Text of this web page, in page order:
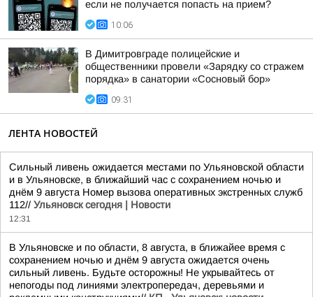
если не получается попасть на прием?
10:06
В Димитровграде полицейские и
общественники провели «Зарядку со стражем
порядка» в санатории «Сосновый бор»
09:31
ЛЕНТА НОВОСТЕЙ
Сильный ливень ожидается местами по Ульяновской области
и в Ульяновске, в ближайший час с сохранением ночью и
днём 9 августа Номер вызова оперативных экстренных служб
112// Ульяновск сегодня | Новости
12:31
В Ульяновске и по области, 8 августа, в ближайее время с
сохранением ночью и днём 9 августа ожидается очень
сильный ливень. Будьте осторожны! Не укрывайтесь от
непогоды под линиями электропередач, деревьями и